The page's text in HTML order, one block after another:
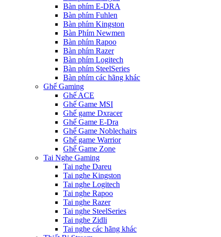
Bàn phím E-DRA
Bàn phím Fuhlen
Bàn phím Kingston
Bàn Phím Newmen
Bàn phím Rapoo
Bàn phím Razer
Bàn phím Logitech
Bàn phím SteelSeries
Bàn phím các hãng khác
Ghế Gaming
Ghế ACE
Ghế Game MSI
Ghế game Dxracer
Ghế Game E-Dra
Ghế Game Noblechairs
Ghế game Warrior
Ghế Game Zone
Tai Nghe Gaming
Tai nghe Dareu
Tai nghe Kingston
Tai nghe Logitech
Tai nghe Rapoo
Tai nghe Razer
Tai nghe SteelSeries
Tai nghe Zidli
Tai nghe các hãng khác